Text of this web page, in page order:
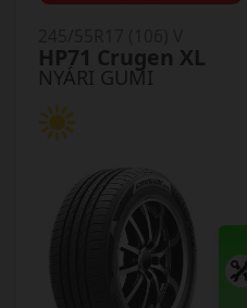
NYÁRI GUMI
HP71 Crugen XL